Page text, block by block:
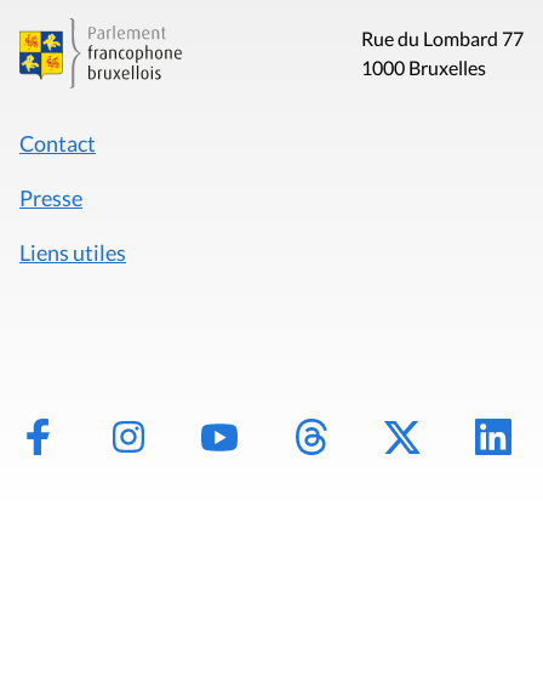
Rue du Lombard 77
1000 Bruxelles
Contact
Presse
Liens utiles